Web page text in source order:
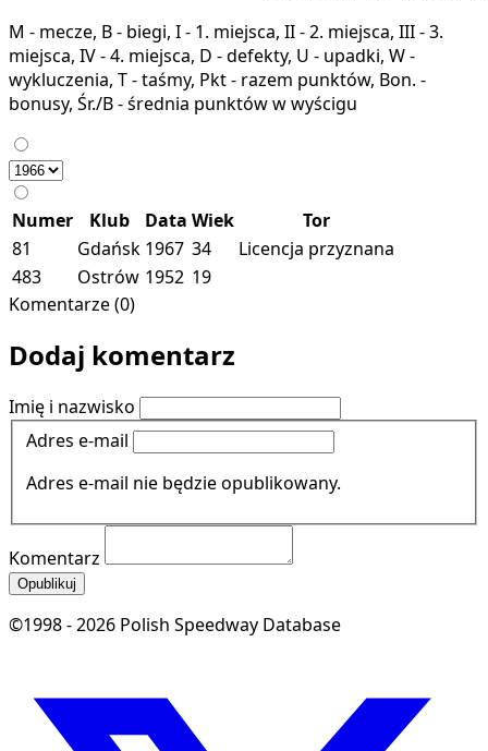
M - mecze, B - biegi, I - 1. miejsca, II - 2. miejsca, III - 3.
miejsca, IV - 4. miejsca, D - defekty, U - upadki, W -
wykluczenia, T - taśmy, Pkt - razem punktów, Bon. -
bonusy, Śr./B - średnia punktów w wyścigu
Numer Klub Data Wiek
Tor
81
Gdańsk 1967 34
Licencja przyznana
483
Ostrów 1952 19
Komentarze (0)
Dodaj komentarz
Imię i nazwisko
Adres e-mail
Adres e-mail nie będzie opublikowany.
Komentarz
Opublikuj
©1998 - 2026 Polish Speedway Database